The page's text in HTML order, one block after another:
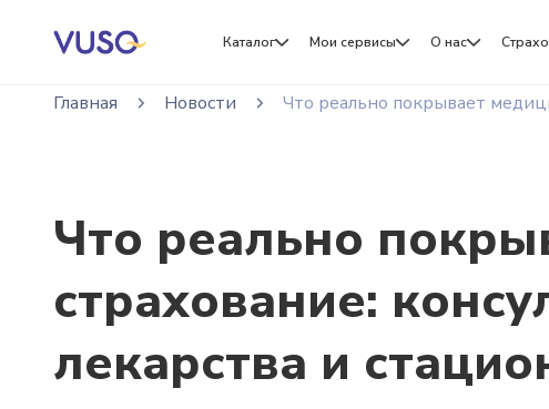
Каталог Мои сервисы О нас
Главная Новости Что реально покрывает
Что реально
страхование:
лекарства и